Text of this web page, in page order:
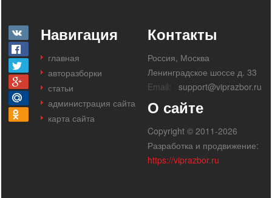
Навигация
главная
авторазборки
статьи
администрация сайта
карта сайта
Контакты
Россия, Москва
Ленинградское шоссе д. 33
Email:
support@viprazbor.ru
О сайте
Copyright © 2011-2026
Разработка и продвижение:
https://viprazbor.ru